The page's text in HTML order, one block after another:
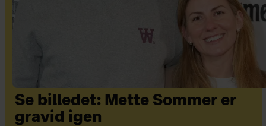
Se billedet: Mette Sommer er
gravid igen